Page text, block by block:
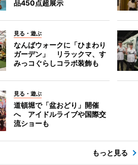
品450点超展示
見る・遊ぶ
なんばウォークに「ひまわり
ガーデン」 リラックマ、す
みっコぐらしコラボ装飾も
見る・遊ぶ
道頓堀で「盆おどり」開催
へ アイドルライブや国際交
流ショーも
もっと見る